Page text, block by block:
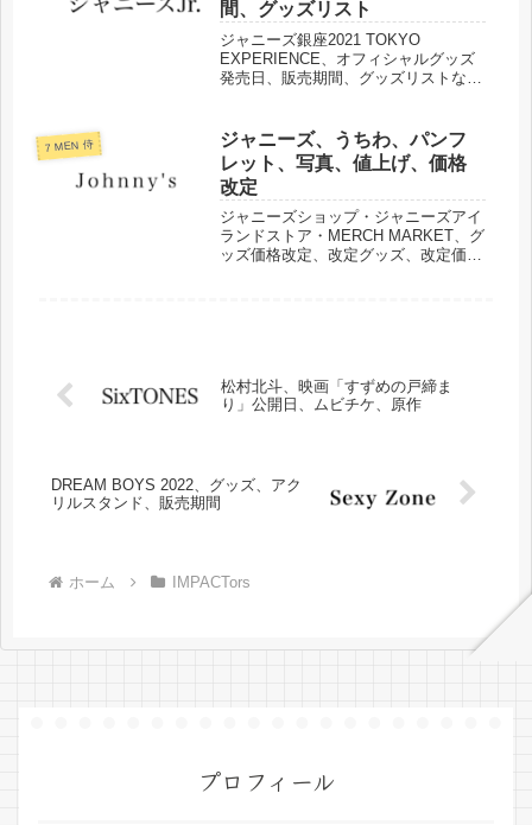
間、グッズリスト
ジャニーズ銀座2021 TOKYO
EXPERIENCE、オフィシャルグッズ
発売日、販売期間、グッズリストなど
7 MEN 侍
ジャニーズ、うちわ、パンフ
レット、写真、値上げ、価格
改定
ジャニーズショップ・ジャニーズアイ
ランドストア・MERCH MARKET、グ
ッズ価格改定、改定グッズ、改定価
松村北斗、映画「すずめの戸締ま
り」公開日、ムビチケ、原作
DREAM BOYS 2022、グッズ、アク
リルスタンド、販売期間
ホーム IMPACTors
プロフィール